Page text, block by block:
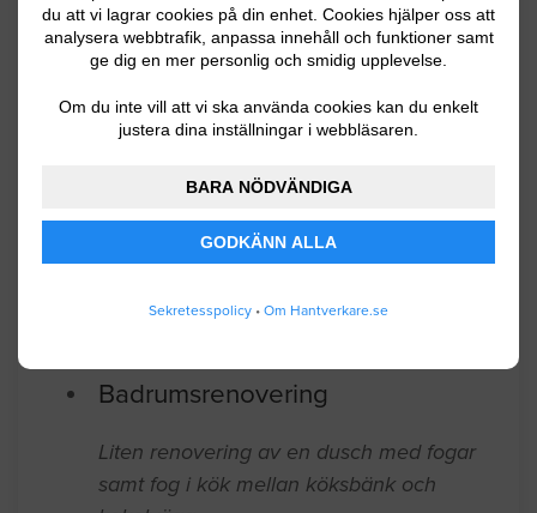
du att vi lagrar cookies på din enhet. Cookies hjälper oss att
analysera webbtrafik, anpassa innehåll och funktioner samt
ge dig en mer personlig och smidig upplevelse.
Om du inte vill att vi ska använda cookies kan du enkelt
justera dina inställningar i webbläsaren.
BARA NÖDVÄNDIGA
GODKÄNN ALLA
Sekretesspolicy • Om Hantverkare.se
Göteborg 05.07.2026 09:57
Två kakel som har spruckit i badrummet
Badrumsrenovering
I have a broken tile in Bathroom wall. I
new tile available with me.
Badrumsrenovering